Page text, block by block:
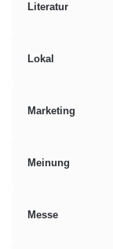
Literatur
Lokal
Marketing
Meinung
Messe